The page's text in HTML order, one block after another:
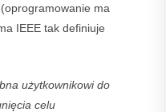
ma
IEEE tak definiuje
użytkownikowi do
celu